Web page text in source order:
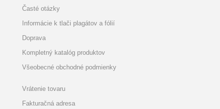
Časté otázky
Informácie k tlači plagátov a fólií
Doprava
Kompletný katalóg produktov
Všeobecné obchodné podmienky
Vrátenie tovaru
Fakturačná adresa